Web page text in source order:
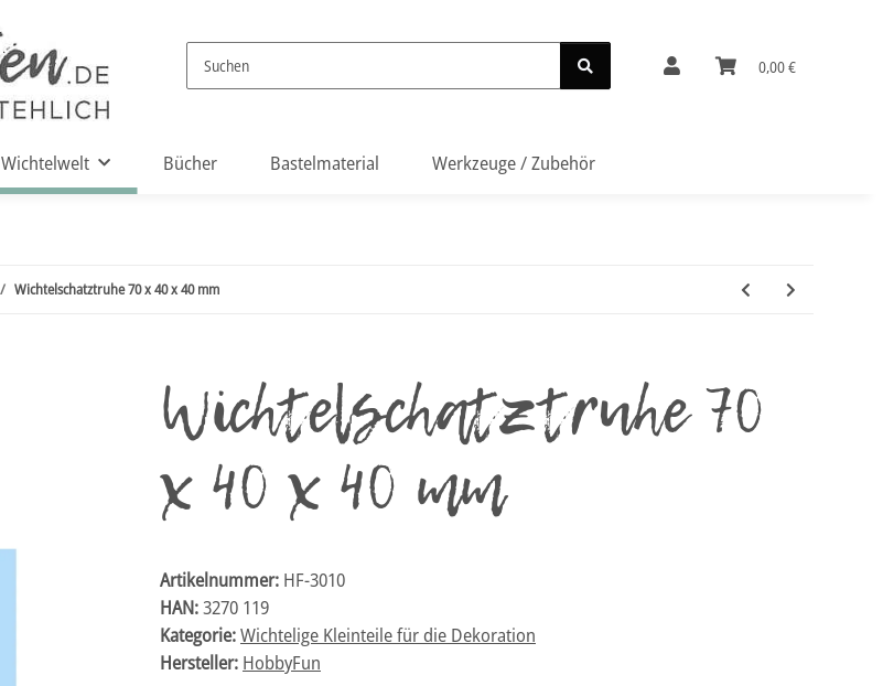
0,00 €
Wichtelwelt Bücher Bastelmaterial Werkzeuge / Zubehör
Wichtelschatztruhe 70 x 40 x 40 mm
Wichtelschatztruhe 70
x 40 x 40 mm
Artikelnummer: HF-3010
HAN:3270 119
Kategorie:Wichtelige Kleinteile für die Dekoration
Hersteller: HobbyFun